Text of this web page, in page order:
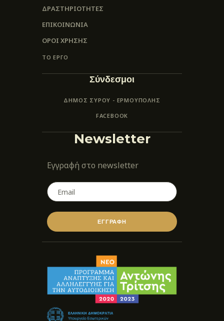
ΔΡΑΣΤΗΡΙΟΤΗΤΕΣ
ΕΠΙΚΟΙΝΩΝΊΑ
ΌΡΟΙ ΧΡΉΣΗΣ
ΤΟ ΕΡΓΟ
Σύνδεσμοι
ΔΗΜΟΣ ΣΥΡΟΥ - ΕΡΜΟΎΠΟΛΗΣ
FACEBOOK
Newsletter
Εγγραφή στο newsletter
ΕΓΓΡΑΦΗ